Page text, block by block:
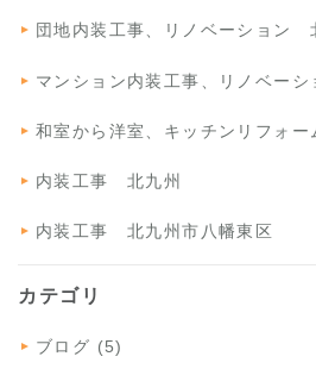
団地内装工事、リノベーション
マンション内装工事、リノベー
和室から洋室、キッチンリフォ
内装工事 北九州
内装工事 北九州市八幡東区
カテゴリ
ブログ (5)